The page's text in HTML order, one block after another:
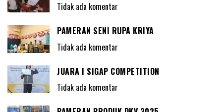
Tidak ada komentar
PAMERAN SENI RUPA KRIYA
Tidak ada komentar
JUARA I SIGAP COMPETITION
Tidak ada komentar